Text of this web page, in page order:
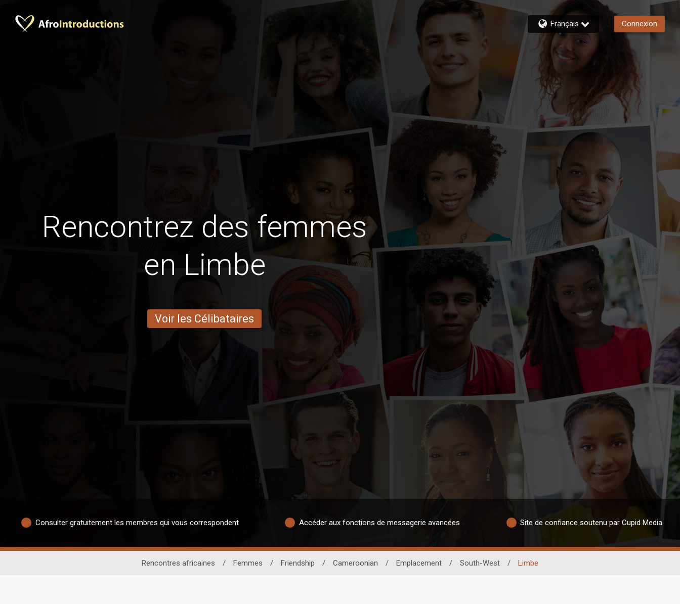
Français Connexion
Rencontrez des femmes
en Limbe
Voir les Célibataires
Consulter gratuitement les membres qui vous correspondent Accéder aux fonctions de messagerie avancées Site de confiance soutenu par Cupid Media
Rencontres africaines / Femmes / Friendship / Cameroonian / Emplacement / South-West / Limbe